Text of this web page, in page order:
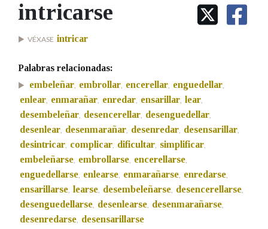
IDENTIDADE CORPORATIVA
MARCIAL DEL ADALID
FIGURAS HOMENAXEADAS
PORTAL DAS PALABRAS
Facebook
TwitterYoutubeInstagram
Bluesky
BUSCAR NOS LEMAS
Comeza por
Remata por
Contén
BUSCAR NO CONTIDO
Nas definicións
intricarse
VÉXASE intricar
Palabras relacionadas:
embeleñar, embrollar, encerellar, enguedellar,
enlear, enmarañar, enredar, ensarillar, lear,
desembeleñar, desencerellar, desenguedellar,
desenlear, desenmarañar, desenredar, desensarillar,
desintricar, complicar, dificultar, simplificar,
embeleñarse, embrollarse, encerellarse,
enguedellarse, enlearse, enmarañarse, enredarse,
ensarillarse, learse, desembeleñarse, desencerellarse,
desenguedellarse, desenlearse, desenmarañarse,
desenredarse, desensarillarse